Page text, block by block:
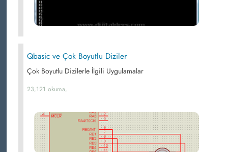
Qbasic ve Çok Boyutlu Diziler
Çok Boyutlu Dizilerle İlgili Uygulamalar
23,121 okuma,